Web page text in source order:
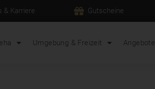
& Karriere Gutscheine
Umgebung & Freizeit Angebote